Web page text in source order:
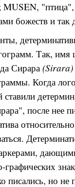
MUSEN,
божеств и так
Так,
Сирара
Когда
после нее
писались, но